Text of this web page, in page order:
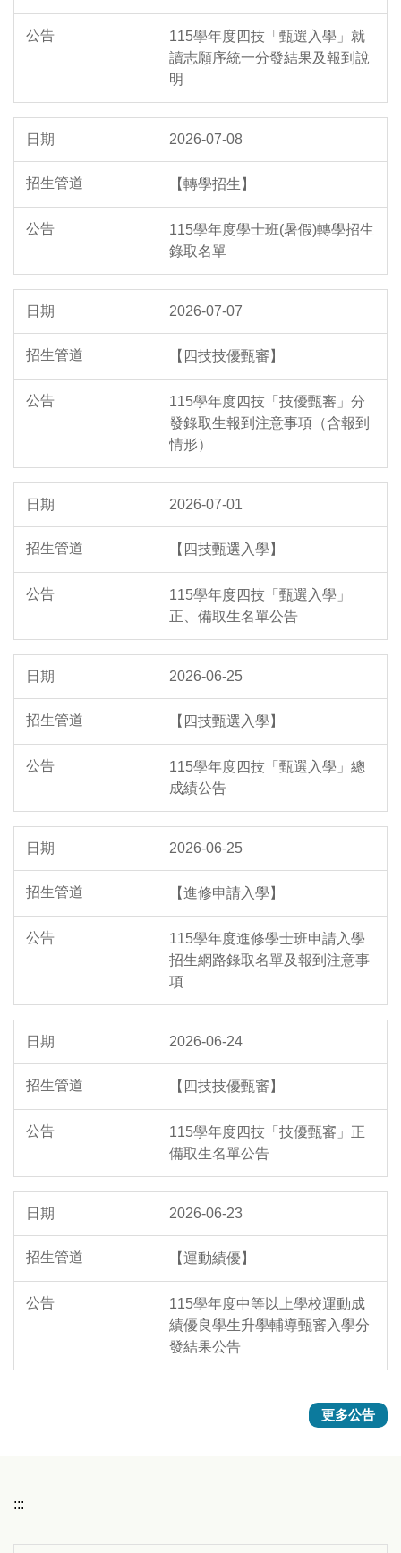
115學年度四技「甄選入學」就
讀志願序統一分發結果及報到說
明
2026-07-08
【轉學招生】
115學年度學士班(暑假)轉學招生
錄取名單
2026-07-07
【四技技優甄審】
115學年度四技「技優甄審」分
發錄取生報到注意事項（含報到
情形）
2026-07-01
【四技甄選入學】
115學年度四技「甄選入學」
正、備取生名單公告
2026-06-25
【四技甄選入學】
115學年度四技「甄選入學」總
成績公告
2026-06-25
【進修申請入學】
115學年度進修學士班申請入學
招生網路錄取名單及報到注意事
項
2026-06-24
【四技技優甄審】
115學年度四技「技優甄審」正
備取生名單公告
2026-06-23
【運動績優】
115學年度中等以上學校運動成
績優良學生升學輔導甄審入學分
發結果公告
更多公告
:::